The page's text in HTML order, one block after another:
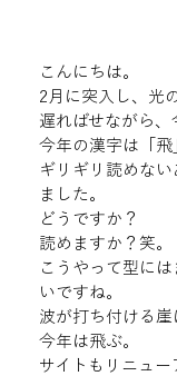
こんにちは。
2月に突入し、光
遅ればせながら、
今年の漢字は「飛
ギリギリ読めな
ました。
どうですか？
読めますか？笑。
こうやって型に
いですね。
波が打ち付ける崖
今年は飛ぶ。
サイトもリニュー